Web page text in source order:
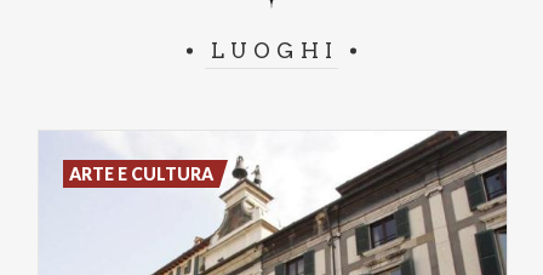
LUOGHI
ARTE E CULTURA